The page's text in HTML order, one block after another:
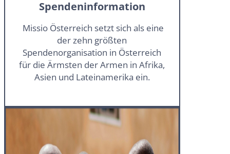
Spendeninformation
Missio Österreich setzt sich als eine
der zehn größten
Spendenorganisation in Österreich
für die Ärmsten der Armen in Afrika,
Asien und Lateinamerika ein.